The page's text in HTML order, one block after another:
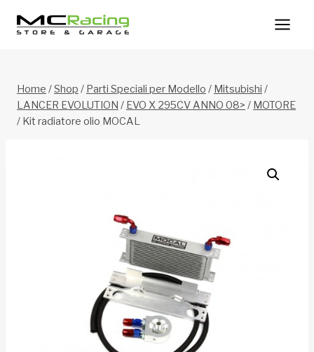
Home /Shop / Parti Speciali per Modello / Mitsubishi /
LANCER EVOLUTION / EVO X 295CV ANNO 08> / MOTORE
/ Kit radiatore olio MOCAL